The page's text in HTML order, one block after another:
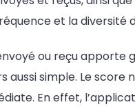
et la diversité
ou reçu apporte
aussi simple. Le
En effet,